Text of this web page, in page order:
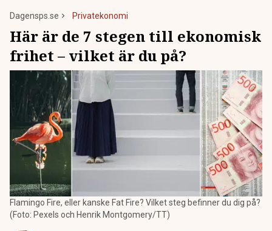
Dagensps.se Privatekonomi
Här är de 7 stegen till ekonomisk
frihet – vilket är du på?
Flamingo Fire, eller kanske Fat Fire? Vilket steg befinner du dig på?
(Foto: Pexels och Henrik Montgomery/TT)